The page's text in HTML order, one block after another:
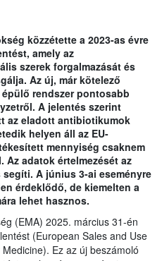
közzétette a 2023-as évre
amely az
szerek forgalmazását és
Az új, már kötelező
rendszer pontosabb
A jelentés szerint
az eladott antibiotikumok
helyen áll az EU-
mennyiség csaknem
Az adatok értelmezését az
A június 3-ai eseményre
érdeklődő, de kiemelten a
lehet hasznos.
(EMA) 2025. március 31-én
(European Sales and Use
Ez az új beszámoló